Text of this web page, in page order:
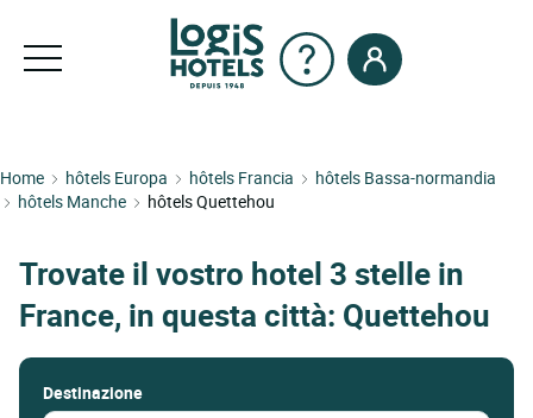
Home hôtels Europa hôtels Francia
hôtels Bassa-normandia
hôtels Manche
hôtels Quettehou
Trovate il vostro hotel 3 stelle in
France, in questa città: Quettehou
Destinazione